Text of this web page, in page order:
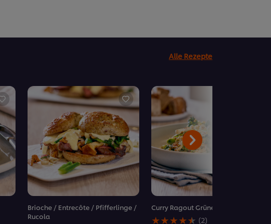
Alle Rezepte
Brioche / Entrecôte / Pfifferlinge /
Rucola
Curry Ragout Grüner Spargel
Die
(2)